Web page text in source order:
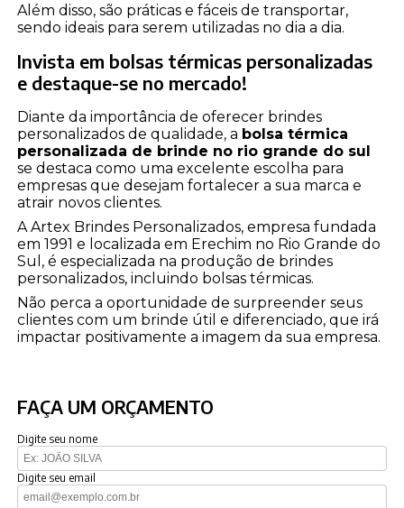
Além disso, são práticas e fáceis de transportar,
sendo ideais para serem utilizadas no dia a dia.
Invista em bolsas térmicas personalizadas
e destaque-se no mercado!
Diante da importância de oferecer brindes
personalizados de qualidade, a bolsa térmica
personalizada de brinde no rio grande do sul
se destaca como uma excelente escolha para
empresas que desejam fortalecer a sua marca e
atrair novos clientes.
A Artex Brindes Personalizados, empresa fundada
em 1991 e localizada em Erechim no Rio Grande do
Sul, é especializada na produção de brindes
personalizados, incluindo bolsas térmicas.
Não perca a oportunidade de surpreender seus
clientes com um brinde útil e diferenciado, que irá
impactar positivamente a imagem da sua empresa.
FAÇA UM ORÇAMENTO
Digite seu nome
Digite seu email